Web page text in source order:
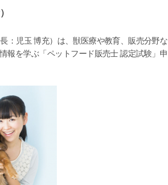
：児玉 博充）は、獣医療や教育、販売分野な
報を学ぶ「ペットフード販売士 認定試験」申